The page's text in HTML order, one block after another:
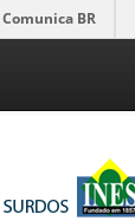
Comunica BR